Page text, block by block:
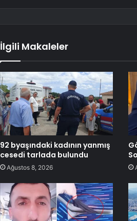
İlgili Makaleler
92 byaşındaki kadının yanmış
cesedi tarlada bulundu
Ağustos 8, 2026